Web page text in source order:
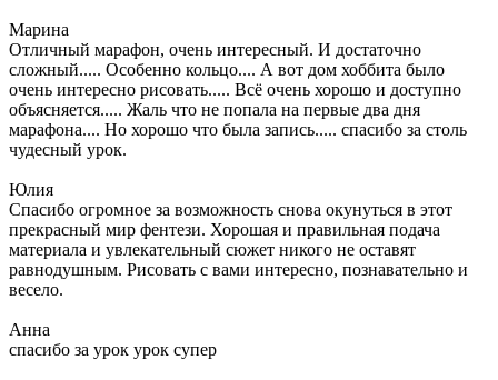
Марина
Отличный марафон, очень интересный. И достаточно
сложный..... Особенно кольцо.... А вот дом хоббита было
очень интересно рисовать..... Всё очень хорошо и доступно
объясняется..... Жаль что не попала на первые два дня
марафона.... Но хорошо что была запись..... спасибо за столь
чудесный урок.
Юлия
Спасибо огромное за возможность снова окунуться в этот
прекрасный мир фентези. Хорошая и правильная подача
материала и увлекательный сюжет никого не оставят
равнодушным. Рисовать с вами интересно, познавательно и
весело.
Анна
спасибо за урок урок супер